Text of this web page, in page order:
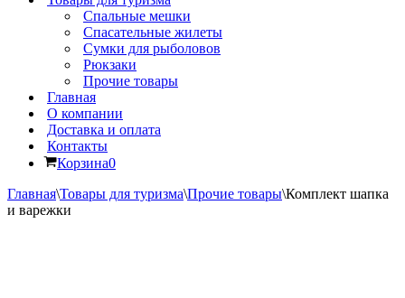
Спальные мешки
Спасательные жилеты
Сумки для рыболовов
Рюкзаки
Прочие товары
Главная
О компании
Доставка и оплата
Контакты
Корзина0
Главная\Товары для туризма\Прочие товары\Комплект шапка
и варежки